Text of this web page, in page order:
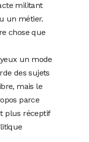
militant
un métier.
chose que
un mode
des sujets
mais le
parce
plus réceptif